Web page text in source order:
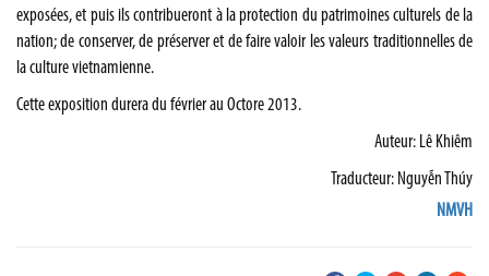
exposées, et puis ils contribueront à la protection du patrimoines culturels de la
nation; de conserver, de préserver et de faire valoir les valeurs traditionnelles de
la culture vietnamienne.
Cette exposition durera du février au Octore 2013.
Auteur: Lê Khiêm
Traducteur: Nguyễn Thúy
NMVH